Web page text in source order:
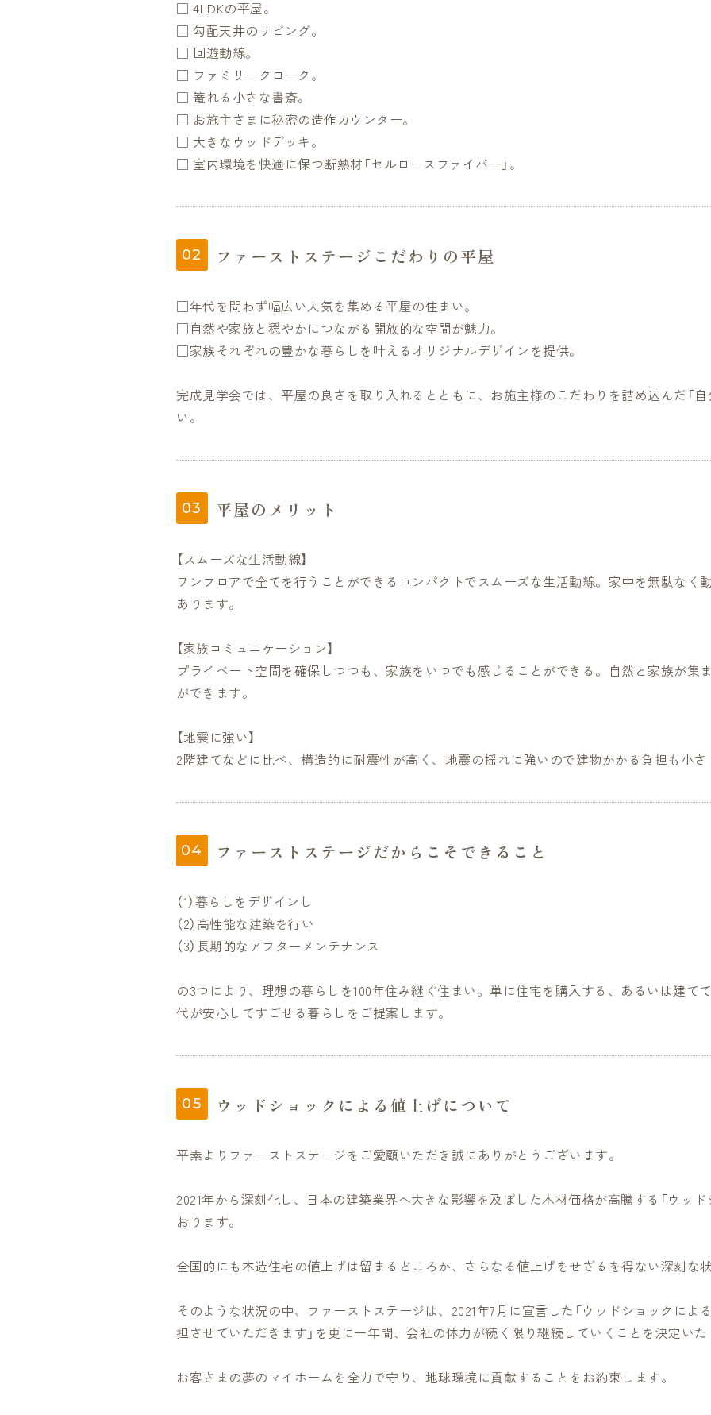
□ 4LDKの平屋。
□ 勾配天井のリビング。
□ 回遊動線。
□ ファミリークローク。
□ 篭れる小さな書斎。
□ お施主さまに秘密の造作カウンター。
□ 大きなウッドデッキ。
□ 室内環境を快適に保つ断熱材「セルロースファイバー」。
ファーストステージこだわりの平屋
□年代を問わず幅広い人気を集める平屋の住まい。
□自然や家族と穏やかにつながる開放的な空間が魅力。
□家族それぞれの豊かな暮らしを叶えるオリジナルデザインを提供。
完成見学会では、平屋の良さを取り入れるとともに、お施主様のこだわりを詰め込んだ「自
い。
平屋のメリット
【スムーズな生活動線】
ワンフロアで全てを行うことができるコンパクトでスムーズな生活動線。家中を無駄なく
あります。
【家族コミュニケーション】
プライベート空間を確保しつつも、家族をいつでも感じることができる。自然と家族が集
ができます。
【地震に強い】
2階建てなどに比べ、構造的に耐震性が高く、地震の揺れに強いので建物かかる負担も小さ
ファーストステージだからこそできること
（1）暮らしをデザインし
（2）高性能な建築を行い
（3）長期的なアフターメンテナンス
の3つにより、理想の暮らしを100年住み継ぐ住まい。単に住宅を購入する、あるいは建て
代が安心してすごせる暮らしをご提案します。
ウッドショックによる値上げについて
平素よりファーストステージをご愛顧いただき誠にありがとうございます。
2021年から深刻化し、日本の建築業界へ大きな影響を及ぼした木材価格が高騰する「ウッ
おります。
全国的にも木造住宅の値上げは留まるどころか、さらなる値上げをせざるを得ない深刻な
そのような状況の中、ファーストステージは、2021年7月に宣言した「ウッドショックによ
担させていただきます」を更に一年間、会社の体力が続く限り継続していくことを決定いた
お客さまの夢のマイホームを全力で守り、地球環境に貢献することをお約束します。